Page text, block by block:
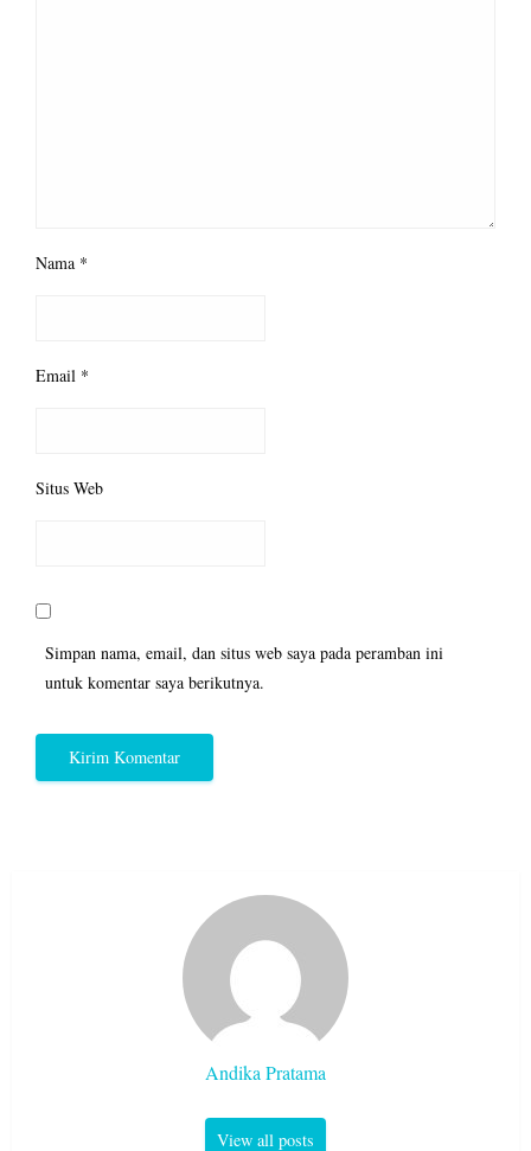
Nama *
Email *
Situs Web
Simpan nama, email, dan situs web saya pada peramban ini
untuk komentar saya berikutnya.
Andika Pratama
View all posts